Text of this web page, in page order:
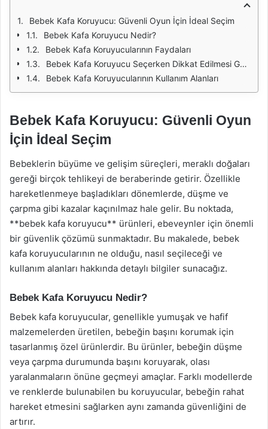
Bebek Kafa Koruyucu: Güvenli Oyun İçin İdeal Seçim
Bebek Kafa Koruyucu Nedir?
Bebek Kafa Koruyucularının Faydaları
Bebek Kafa Koruyucu Seçerken Dikkat Edilmesi Gerekenler
Bebek Kafa Koruyucularının Kullanım Alanları
Bebek Kafa Koruyucu: Güvenli Oyun
İçin İdeal Seçim
Bebeklerin büyüme ve gelişim süreçleri, meraklı doğaları
gereği birçok tehlikeyi de beraberinde getirir. Özellikle
hareketlenmeye başladıkları dönemlerde, düşme ve
çarpma gibi kazalar kaçınılmaz hale gelir. Bu noktada,
**bebek kafa koruyucu** ürünleri, ebeveynler için önemli
bir güvenlik çözümü sunmaktadır. Bu makalede, bebek
kafa koruyucularının ne olduğu, nasıl seçileceği ve
kullanım alanları hakkında detaylı bilgiler sunacağız.
Bebek Kafa Koruyucu Nedir?
Bebek kafa koruyucular, genellikle yumuşak ve hafif
malzemelerden üretilen, bebeğin başını korumak için
tasarlanmış özel ürünlerdir. Bu ürünler, bebeğin düşme
veya çarpma durumunda başını koruyarak, olası
yaralanmaların önüne geçmeyi amaçlar. Farklı modellerde
ve renklerde bulunabilen bu koruyucular, bebeğin rahat
hareket etmesini sağlarken aynı zamanda güvenliğini de
artırır.